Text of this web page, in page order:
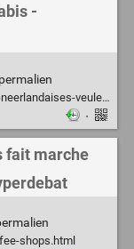
-
permalien
culture-du-cannabis,816124.php
·
fait marche
shops.html